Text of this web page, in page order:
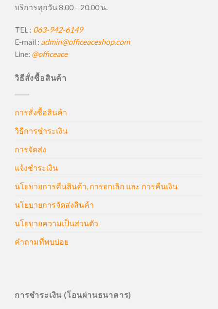
บริการทุกวัน 8.00 – 20.00 น.
TEL : 063-942-6149
E-mail : admin@officeaceshop.com
Line: @officeace
วิธีสั่งซื้อสินค้า
การสั่งซื้อสินค้า
วิธีการชำระเงิน
การจัดส่ง
แจ้งชำระเงิน
นโยบายการคืนสินค้า, การยกเลิก และ การคืนเงิน
นโยบายการจัดส่งสินค้า
นโยบายความเป็นส่วนตัว
คำถามที่พบบ่อย
การชำระเงิน (โอนผ่านธนาคาร)